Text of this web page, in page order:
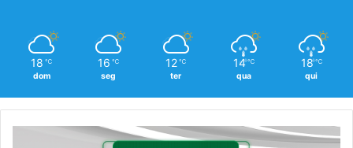
18 ℃
dom
16 ℃
seg
12 ℃
ter
14 ℃
qua
18 ℃
qui